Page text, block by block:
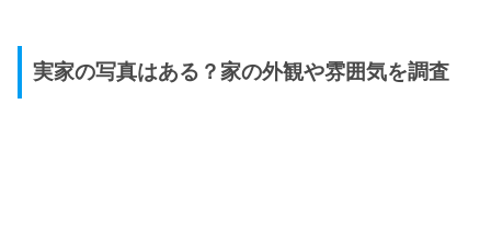
実家の写真はある？家の外観や雰囲気を調査